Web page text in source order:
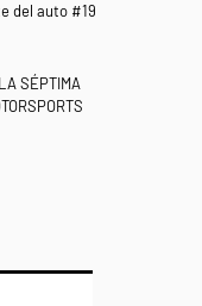
del auto #19
SÉPTIMA